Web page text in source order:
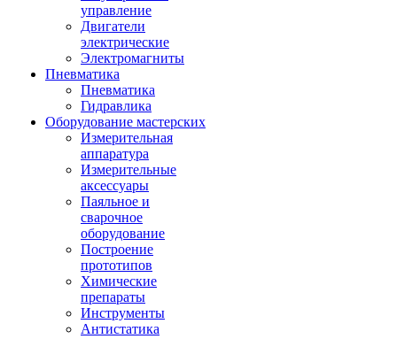
управление
Двигатели
электрические
Электромагниты
Пневматика
Пневматика
Гидравлика
Оборудование мастерских
Измерительная
аппаратура
Измерительные
аксессуары
Паяльное и
сварочное
оборудование
Построение
прототипов
Химические
препараты
Инструменты
Aнтистатика